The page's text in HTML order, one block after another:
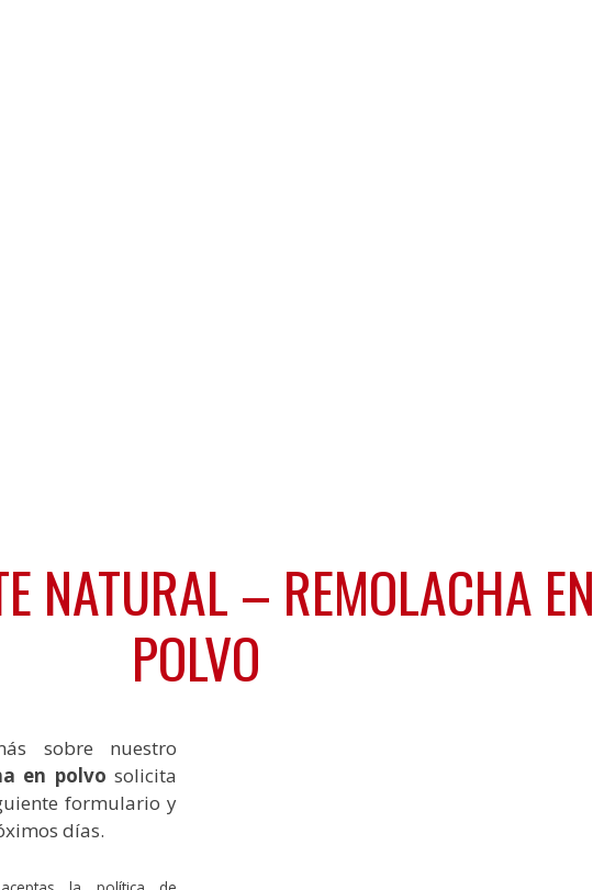
NATURAL – REMOLACHA EN
POLVO
sobre nuestro
en polvosolicita
formulario y
días.